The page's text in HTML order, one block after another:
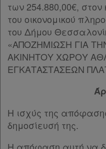
των 254.880,00€, στον
του οικονομικού
του Δήμου
«ΑΠΟΖΗΜΙΩΣΗ ΓΙΑ
ΑΚΙΝΗΤΟΥ ΧΩΡΟΥ
ΕΓΚΑΤΑΣΤΑΣΕΩΝ
Η ισχύς της
δημοσίευσή της.